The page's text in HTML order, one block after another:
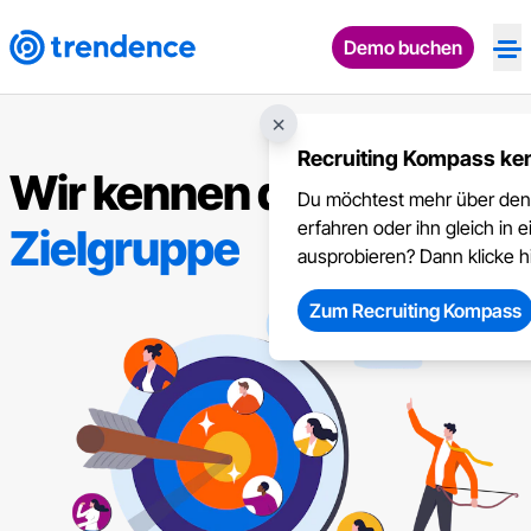
Demo buchen
Wir kennen deine
Zielgruppe
×
Recruiting Kompass
Du möchtest mehr über
erfahren oder ihn gleich in
ausprobieren? Dann klicke
Zum Recruiting Kompass